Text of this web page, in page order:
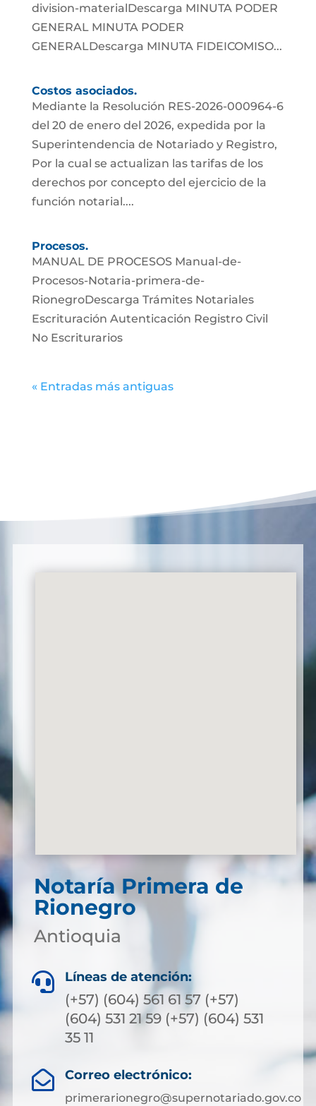
division-materialDescarga MINUTA PODER
GENERAL MINUTA PODER
GENERALDescarga MINUTA FIDEICOMISO...
Costos asociados.
Mediante la Resolución RES-2026-000964-6
del 20 de enero del 2026, expedida por la
Superintendencia de Notariado y Registro,
Por la cual se actualizan las tarifas de los
derechos por concepto del ejercicio de la
función notarial....
Procesos.
MANUAL DE PROCESOS Manual-de-
Procesos-Notaria-primera-de-
RionegroDescarga Trámites Notariales
Escrituración Autenticación Registro Civil
No Escriturarios
« Entradas más antiguas
Notaría Primera de
Rionegro
Antioquia
 Líneas de atención:
(+57) (604) 561 61 57 (+57)
(604) 531 21 59 (+57) (604) 531
35 11
 Correo electrónico:
primerarionegro@supernotariado.gov.co